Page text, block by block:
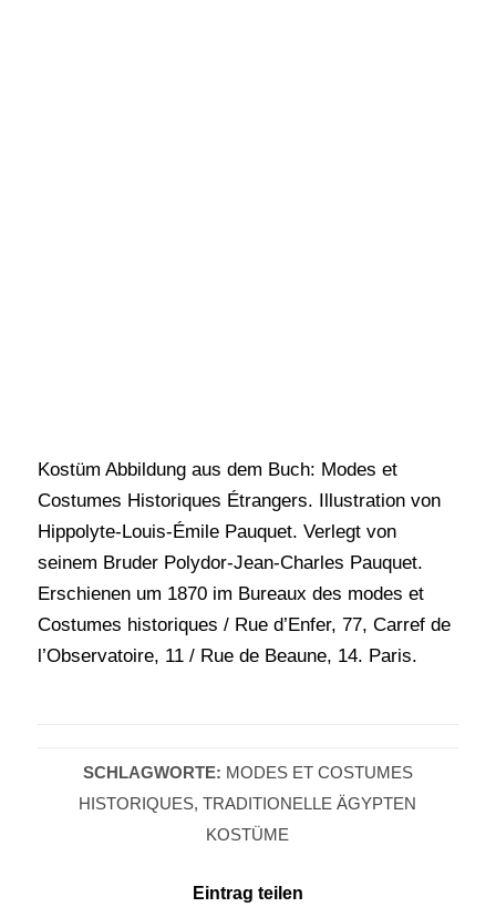
Kostüm Abbildung aus dem Buch: Modes et
Costumes Historiques Étrangers. Illustration von
Hippolyte-Louis-Émile Pauquet. Verlegt von
seinem Bruder Polydor-Jean-Charles Pauquet.
Erschienen um 1870 im Bureaux des modes et
Costumes historiques / Rue d’Enfer, 77, Carref de
l’Observatoire, 11 / Rue de Beaune, 14. Paris.
SCHLAGWORTE: MODES ET COSTUMES
HISTORIQUES,TRADITIONELLE ÄGYPTEN
KOSTÜME
Eintrag teilen